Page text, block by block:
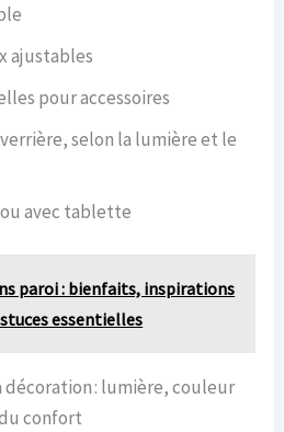
ajustables
pour accessoires
selon la lumière et le
avec tablette
paroi : bienfaits, inspirations
essentielles
décoration : lumière, couleur
confort